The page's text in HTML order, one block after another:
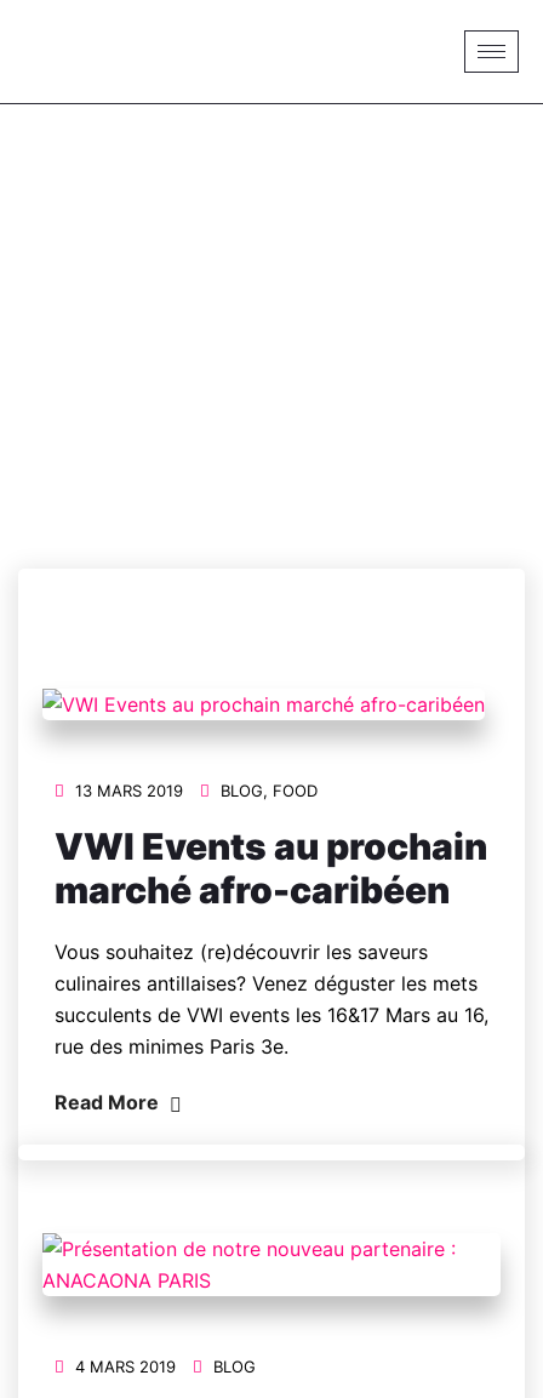
13 MARS 2019 BLOG, FOOD
VWI Events au prochain
marché afro-caribéen
Vous souhaitez (re)découvrir les saveurs
culinaires antillaises? Venez déguster les mets
succulents de VWI events les 16&17 Mars au 16,
rue des minimes Paris 3e.
Read More
4 MARS 2019 BLOG